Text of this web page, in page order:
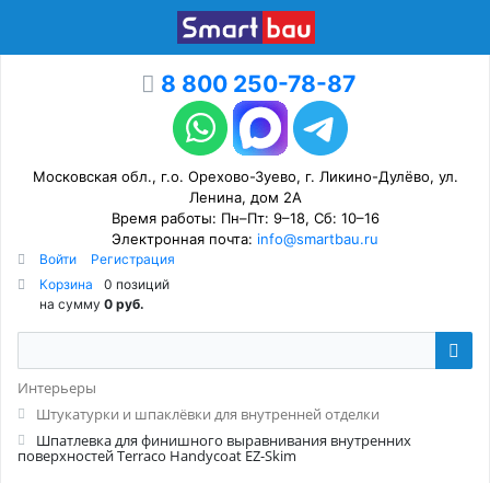
8 800 250-78-87
Московская обл., г.о. Орехово-Зуево, г. Ликино-Дулёво, ул.
Ленина, дом 2А
Время работы: Пн–Пт: 9–18, Сб: 10–16
Электронная почта: info@smartbau.ru
Войти
Регистрация
Корзина
0 позиций
на сумму 0 руб.
Интерьеры
Штукатурки и шпаклёвки для внутренней отделки
Шпатлевка для финишного выравнивания внутренних
поверхностей Terraco Handycoat EZ-Skim